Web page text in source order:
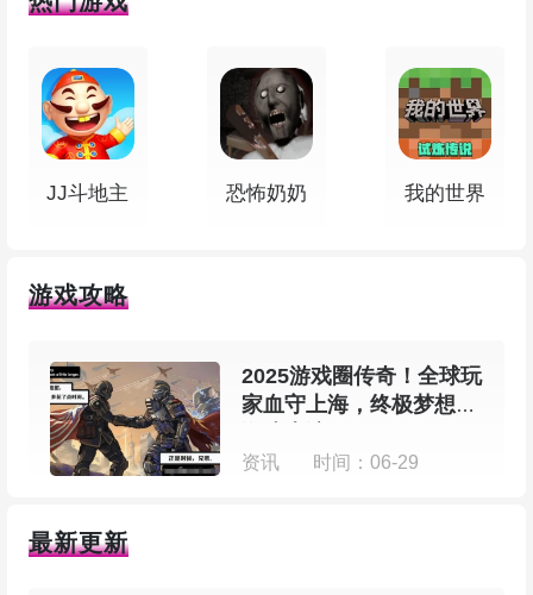
绝地求生2未来之役官方正版特色
合想要速战速决的玩家
– 一开局就能马上体验到紧张感，没那么多磨
叽的准备时间
– 新地图里有各种地形和地标，学会利用它们
JJ斗地主 恐怖奶奶 我的世界
游戏攻略
2025游戏圈传奇！全球玩
家血守上海，终极梦想在
资讯 时间：06-29
最新更新